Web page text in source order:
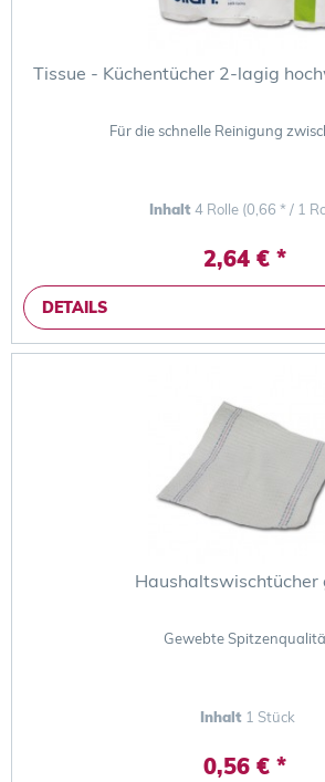
Tissue - Küchentücher 2-lagig
Für die schnelle Reinigung
Inhalt4 Rolle (0,66 * / 1
2,64 € *
DETAILS
Haushaltswischtücher
Gewebte
Inhalt 1 Stück
0,56 € *